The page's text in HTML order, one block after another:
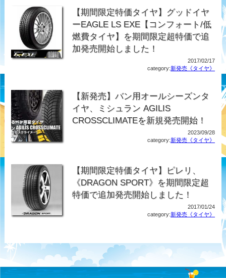
【期間限定特価タイヤ】グッドイヤ
ーEAGLE LS EXE【コンフォート/低
燃費タイヤ】を期間限定超特価で追
加発売開始しました！
2017/02/17
category:新発売《タイヤ》
【新発売】バン用オールシーズンタ
イヤ、ミシュラン AGILIS
CROSSCLIMATEを新規発売開始！
2023/09/28
category:新発売《タイヤ》
【期間限定特価タイヤ】ピレリ、
《DRAGON SPORT》を期間限定超
特価で追加発売開始しました！
2017/01/24
category:新発売《タイヤ》